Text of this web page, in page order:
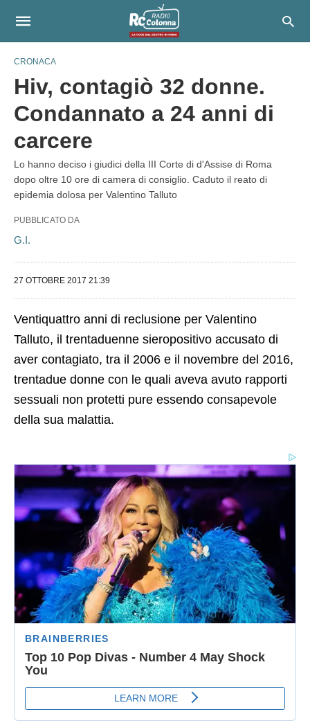
CRONACA
Hiv, contagiò 32 donne.
Condannato a 24 anni di
carcere
Lo hanno deciso i giudici della III Corte di d'Assise di Roma
dopo oltre 10 ore di camera di consiglio. Caduto il reato di
epidemia dolosa per Valentino Talluto
PUBBLICATO DA
G.I.
27 OTTOBRE 2017 21:39
Ventiquattro anni di reclusione per Valentino
Talluto, il trentaduenne sieropositivo accusato di
aver contagiato, tra il 2006 e il novembre del 2016,
trentadue donne con le quali aveva avuto rapporti
sessuali non protetti pure essendo consapevole
della sua malattia.